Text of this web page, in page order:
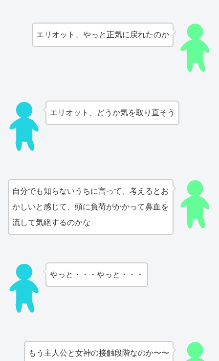
エリオット、やっと正気に戻れたのか
エリオット、どうか気を取り直そう
自分でも知らないうちに言って、考えるとお
かしいと感じて、頭に負荷がかかって鼻血を
流して気絶するのかな
やっと・・・やっと・・・
もう主人公と女神の接触段階なのか〜〜